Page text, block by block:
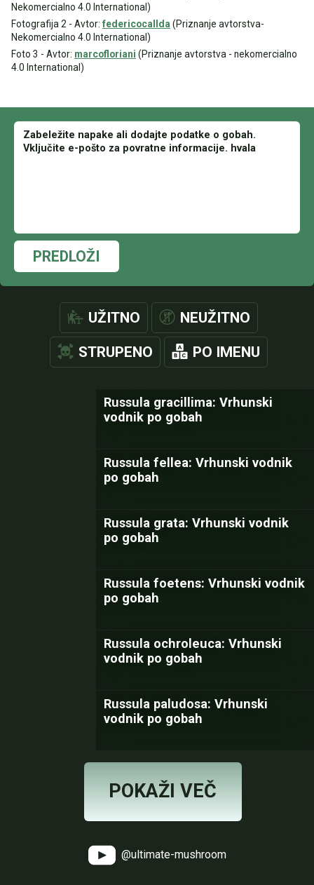
Nekomercialno 4.0 International)
Fotografija 2 - Avtor: federicocallda (Priznanje avtorstva-
Nekomercialno 4.0 International)
Foto 3 - Avtor: marcofloriani (Priznanje avtorstva - nekomercialno
4.0 International)
PREDLOŽI
UŽITNO NEUŽITNO
STRUPENO PO IMENU
Russula gracillima: Vrhunski
vodnik po gobah
Russula fellea: Vrhunski vodnik
po gobah
Russula grata: Vrhunski vodnik
po gobah
Russula foetens: Vrhunski vodnik
po gobah
Russula ochroleuca: Vrhunski
vodnik po gobah
Russula paludosa: Vrhunski
vodnik po gobah
POKAŽI VEČ
@ultimate-mushroom